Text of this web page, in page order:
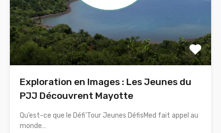
Exploration en Images : Les Jeunes du
PJJ Découvrent Mayotte
Qu’est-ce que le Défi’Tour Jeunes DéfisMed fait appel au
monde…